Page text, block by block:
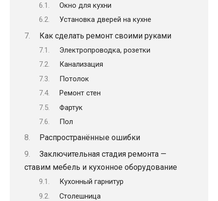
Окно для кухни
Установка дверей на кухне
Как сделать ремонт своими руками
Электропроводка, розетки
Канализация
Потолок
Ремонт стен
Фартук
Пол
Распространённые ошибки
Заключительная стадия ремонта —
ставим мебель и кухонное оборудование
Кухонный гарнитур
Столешница